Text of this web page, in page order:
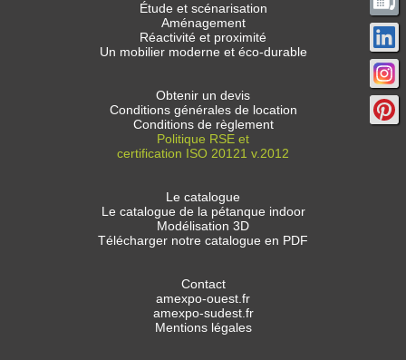
Étude et scénarisation
Aménagement
Réactivité et proximité
Un mobilier moderne et éco-durable
Obtenir un devis
Conditions générales de location
Conditions de règlement
Politique RSE et
certification ISO 20121 v.2012
Le catalogue
Le catalogue de la pétanque indoor
Modélisation 3D
Télécharger notre catalogue en PDF
Contact
amexpo-ouest.fr
amexpo-sudest.fr
Mentions légales